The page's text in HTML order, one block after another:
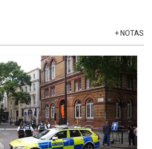
+ NOTAS